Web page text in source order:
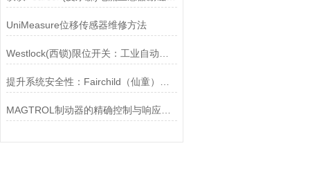
UniMeasure位移传感器维修方法